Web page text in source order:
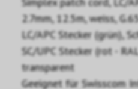
2.7mm, 12.5m, weiss,
LC/APC Stecker (grün),
SC/UPC Stecker (rot -
transparent
Geeignet für Swisscom